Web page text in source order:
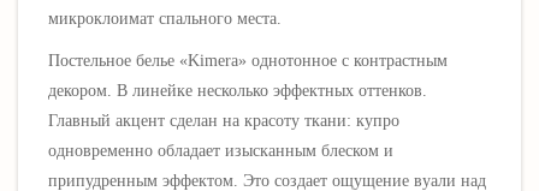
микроклоимат спального места.
Постельное белье «Kimera» однотонное с контрастным
декором. В линейке несколько эффектных оттенков.
Главный акцент сделан на красоту ткани: купро
одновременно обладает изысканным блеском и
припудренным эффектом. Это создает ощущение вуали над